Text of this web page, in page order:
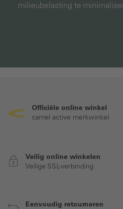
milieubelasting te
Officiële online winkel
camel active merkwinkel
Veilig online winkelen
Veilige SSL-verbinding
Eenvoudig retourneren